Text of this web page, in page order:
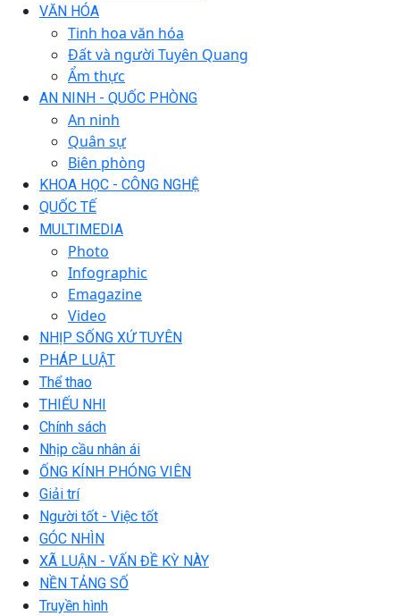
VĂN HÓA
Tinh hoa văn hóa
Đất và người Tuyên Quang
Ẩm thực
AN NINH - QUỐC PHÒNG
An ninh
Quân sự
Biên phòng
KHOA HỌC - CÔNG NGHỆ
QUỐC TẾ
MULTIMEDIA
Photo
Infographic
Emagazine
Video
NHỊP SỐNG XỨ TUYÊN
PHÁP LUẬT
Thể thao
THIẾU NHI
Chính sách
Nhịp cầu nhân ái
ỐNG KÍNH PHÓNG VIÊN
Giải trí
Người tốt - Việc tốt
GÓC NHÌN
XÃ LUẬN - VẤN ĐỀ KỲ NÀY
NỀN TẢNG SỐ
Truyền hình